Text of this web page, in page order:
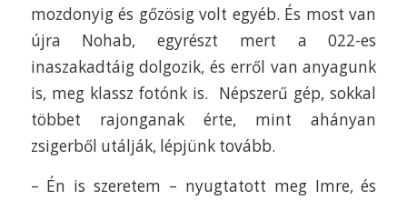
mozdonyig és gőzösig volt egyéb. És most van
újra Nohab, egyrészt mert a 022-es
inaszakadtáig dolgozik, és erről van anyagunk
is, meg klassz fotónk is. Népszerű gép, sokkal
többet rajonganak érte, mint ahányan
zsigerből utálják, lépjünk tovább.
– Én is szeretem – nyugtatott meg Imre, és